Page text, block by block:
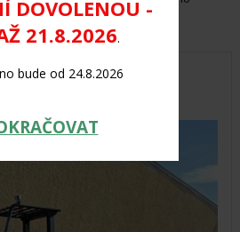
DOVOLENOU -
21.8.2026.
bude od 24.8.2026